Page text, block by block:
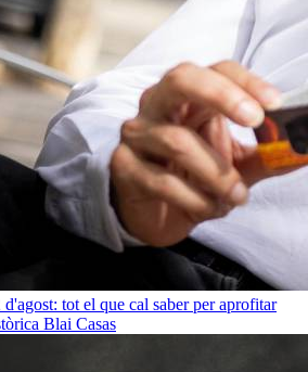
tot el que cal saber per aprofitar
Blai Casas